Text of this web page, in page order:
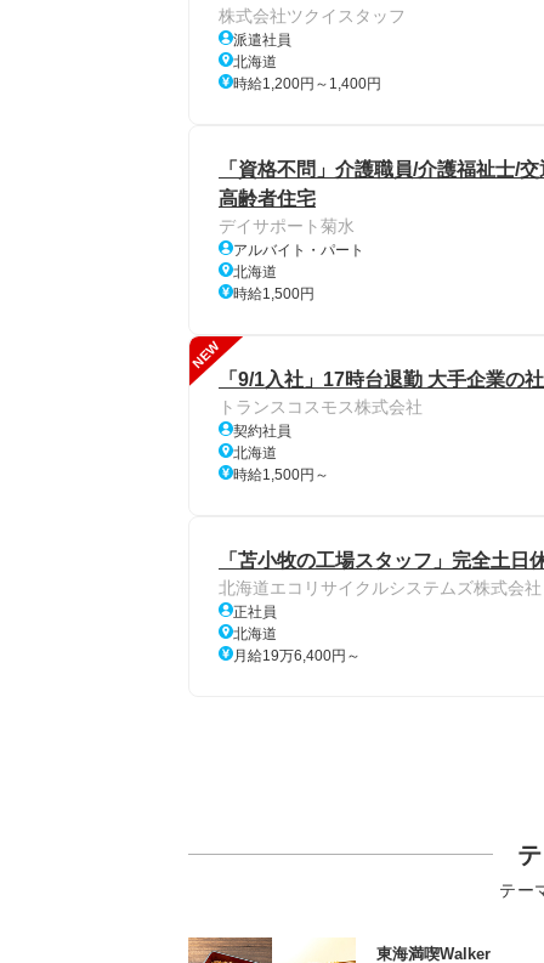
株式会社ツクイスタッフ
派遣社員
北海道
時給1,200円～1,400円
「資格不問」介護職員/介護福祉士/
高齢者住宅
デイサポート菊水
アルバイト・パート
北海道
時給1,500円
NEW
「9/1入社」17時台退勤 大手企業の
トランスコスモス株式会社
契約社員
北海道
時給1,500円～
「苫小牧の工場スタッフ」完全土
北海道エコリサイクルシステムズ株式会社
正社員
北海道
月給19万6,400円～
テー
東海満喫Walker